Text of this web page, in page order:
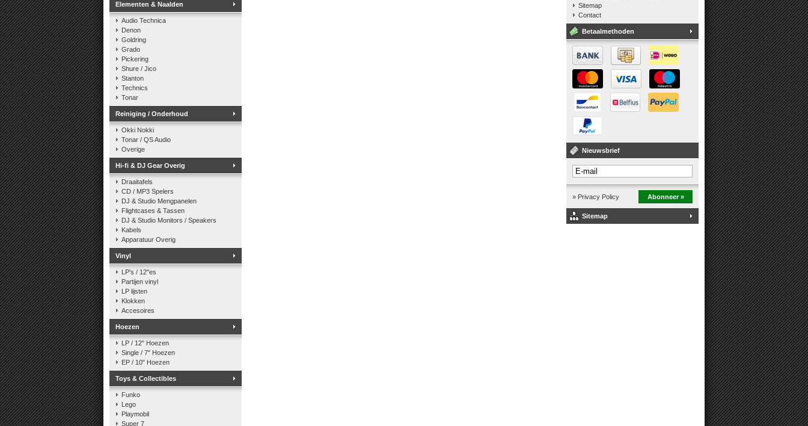
Elementen & Naalden
Audio Technica
Denon
Goldring
Grado
Pickering
Shure / Jico
Stanton
Technics
Tonar
Reiniging / Onderhoud
Okki Nokki
Tonar / QS Audio
Overige
Hi-fi & DJ Gear Overig
Draaitafels
CD / MP3 Spelers
DJ & Studio Mengpanelen
Flightcases & Tassen
DJ & Studio Monitors / Speakers
Kabels
Apparatuur Overig
Vinyl
LP's / 12"es
Partijen vinyl
LP lijsten
Klokken
Accesoires
Hoezen
LP / 12" Hoezen
Single / 7" Hoezen
EP / 10" Hoezen
Toys & Collectibles
Funko
Lego
Playmobil
Super 7
Sitemap
Contact
Betaalmethoden
Nieuwsbrief
» Privacy Policy Abonneer »
Sitemap